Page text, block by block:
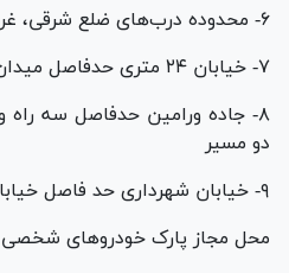
۶- محدوده درب‌های ضلع شرقی، غربی و جنوبی حرم بطور کامل
۷- خیابان ۲۴ متری حدفاصل میدان حرم تا خیابان سازمان آب
۸- جاده ورامین حدفاصل سه راه
دو مسیر
۹- خیابان شهرداری حد فاصل خیابان رجایی تا میدان مدرس
محل مجاز پارک خودرو‌های شخصی